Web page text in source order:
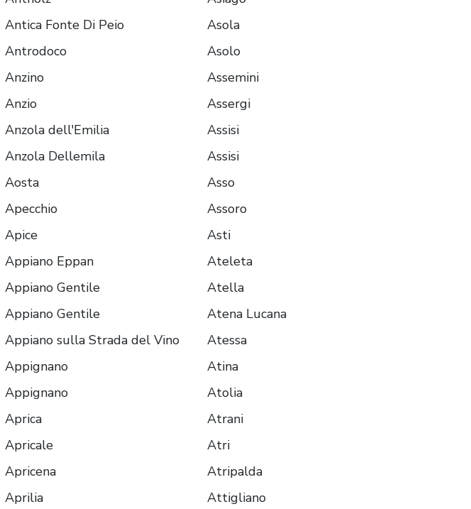
Antica Fonte Di Peio
Antrodoco
Anzino
Anzio
Anzola dell'Emilia
Anzola Dellemila
Aosta
Apecchio
Apice
Appiano Eppan
Appiano Gentile
Appiano Gentile
Appiano sulla Strada del Vino
Appignano
Appignano
Aprica
Apricale
Apricena
Aprilia
Asola
Asolo
Assemini
Assergi
Assisi
Assisi
Asso
Assoro
Asti
Ateleta
Atella
Atena Lucana
Atessa
Atina
Atolia
Atrani
Atri
Atripalda
Attigliano